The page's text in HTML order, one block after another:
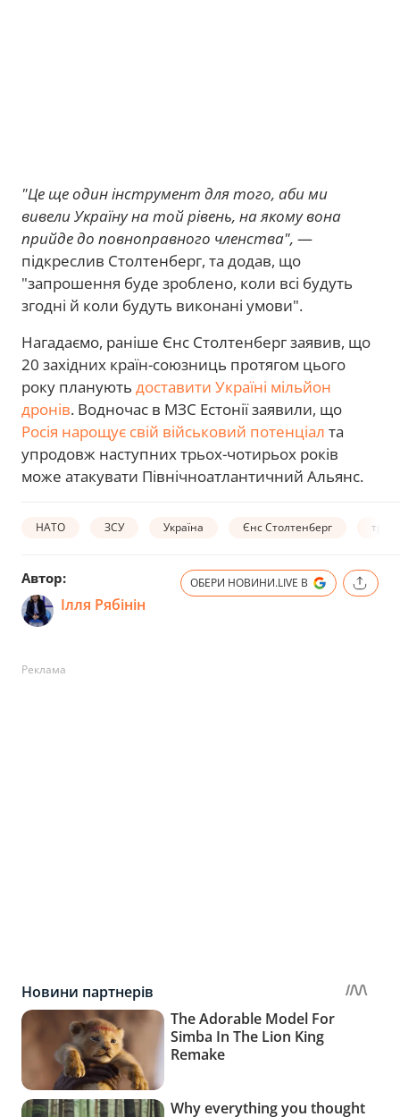
"Це ще один інструмент для того, аби ми
вивели Україну на той рівень, на якому вона
прийде до повноправного членства", —
підкреслив Столтенберг, та додав, що
"запрошення буде зроблено, коли всі будуть
згодні й коли будуть виконані умови".
Нагадаємо, раніше Єнс Столтенберг заявив, що
20 західних країн-союзниць протягом цього
року планують доставити Україні мільйон
дронів. Водночас в МЗС Естонії заявили, що
Росія нарощує свій військовий потенціал та
упродовж наступних трьох-чотирьох років
може атакувати Північноатлантичний Альянс.
НАТО ЗСУ Україна Єнс Столтенберг
Автор:
Ілля Рябінін
ОБЕРИ НОВИНИ.LIVE В
Реклама